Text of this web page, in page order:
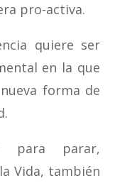
pro-activa.
quiere ser
en la que
forma de
parar,
Vida, también